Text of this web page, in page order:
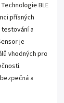
BLE
přísných
a
je
vhodných pro
a